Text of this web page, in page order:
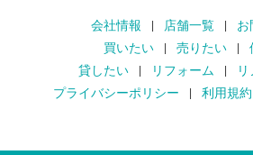
会社情報 店舗一覧
お
買いたい
売りたい
貸したい
リフォーム
プライバシーポリシー
利用規約